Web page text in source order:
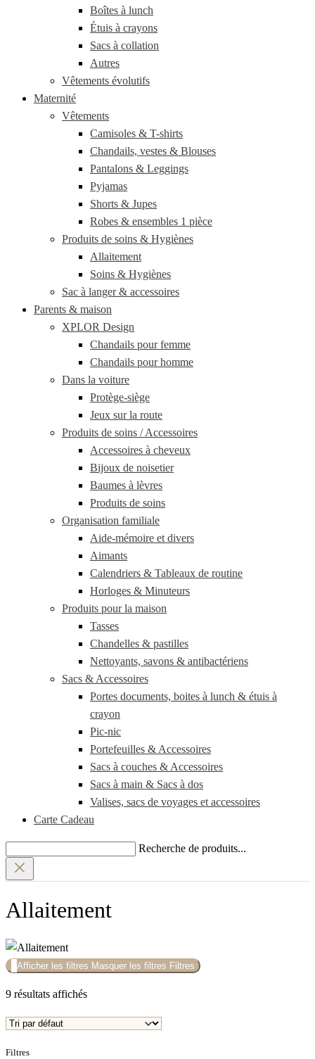
Boîtes à lunch
Étuis à crayons
Sacs à collation
Autres
Vêtements évolutifs
Maternité
Vêtements
Camisoles & T-shirts
Chandails, vestes & Blouses
Pantalons & Leggings
Pyjamas
Shorts & Jupes
Robes & ensembles 1 pièce
Produits de soins & Hygiènes
Allaitement
Soins & Hygiènes
Sac à langer & accessoires
Parents & maison
XPLOR Design
Chandails pour femme
Chandails pour homme
Dans la voiture
Protège-siège
Jeux sur la route
Produits de soins / Accessoires
Accessoires à cheveux
Bijoux de noisetier
Baumes à lèvres
Produits de soins
Organisation familiale
Aide-mémoire et divers
Aimants
Calendriers & Tableaux de routine
Horloges & Minuteurs
Produits pour la maison
Tasses
Chandelles & pastilles
Nettoyants, savons & antibactériens
Sacs & Accessoires
Portes documents, boites à lunch & étuis à
crayon
Pic-nic
Portefeuilles & Accessoires
Sacs à couches & Accessoires
Sacs à main & Sacs à dos
Valises, sacs de voyages et accessoires
Carte Cadeau
Recherche de produits...
Allaitement
Afficher les filtres Masquer les filtres Filtres
9 résultats affichés
Filtres